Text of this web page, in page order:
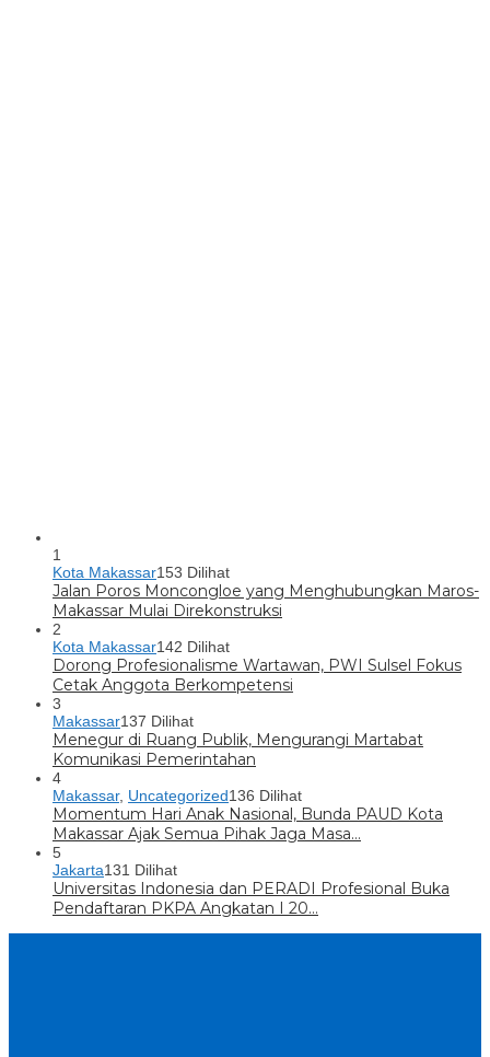
1
Kota Makassar153 Dilihat
Jalan Poros Moncongloe yang Menghubungkan Maros-
Makassar Mulai Direkonstruksi
2
Kota Makassar142 Dilihat
Dorong Profesionalisme Wartawan, PWI Sulsel Fokus
Cetak Anggota Berkompetensi
3
Makassar137 Dilihat
Menegur di Ruang Publik, Mengurangi Martabat
Komunikasi Pemerintahan
4
Makassar, Uncategorized136 Dilihat
Momentum Hari Anak Nasional, Bunda PAUD Kota
Makassar Ajak Semua Pihak Jaga Masa…
5
Jakarta131 Dilihat
Universitas Indonesia dan PERADI Profesional Buka
Pendaftaran PKPA Angkatan I 20…